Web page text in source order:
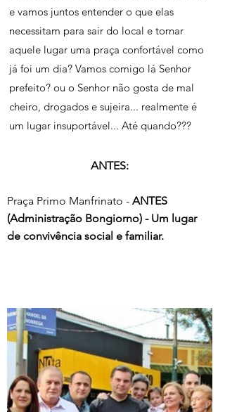
e vamos juntos entender o que elas
necessitam para sair do local e tornar
aquele lugar uma praça confortável como
já foi um dia? Vamos comigo lá Senhor
prefeito? ou o Senhor não gosta de mal
cheiro, drogados e sujeira... realmente é
um lugar insuportável... Até quando???
ANTES:
Praça Primo Manfrinato - ANTES
(Administração Bongiorno) - Um lugar
de convivência social e familiar.